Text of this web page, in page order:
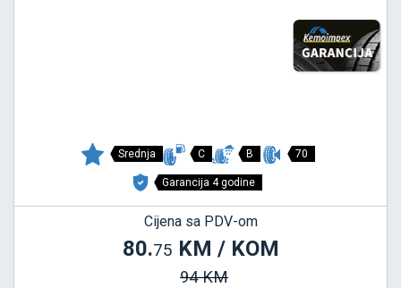
Srednja C B 70
Garancija 4 godine
Cijena sa PDV-om
80.75 KM / KOM
94 KM